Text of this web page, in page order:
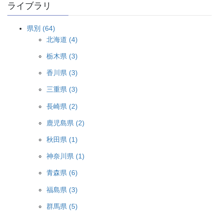
ライブラリ
県別 (64)
北海道 (4)
栃木県 (3)
香川県 (3)
三重県 (3)
長崎県 (2)
鹿児島県 (2)
秋田県 (1)
神奈川県 (1)
青森県 (6)
福島県 (3)
群馬県 (5)